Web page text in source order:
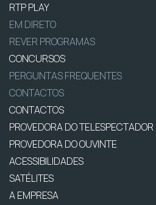
RTP PLAY
EM DIRETO
REVER PROGRAMAS
CONCURSOS
PERGUNTAS FREQUENTES
CONTACTOS
CONTACTOS
PROVEDORA DO TELESPECTADOR
PROVEDORA DO OUVINTE
ACESSIBILIDADES
SATÉLITES
A EMPRESA